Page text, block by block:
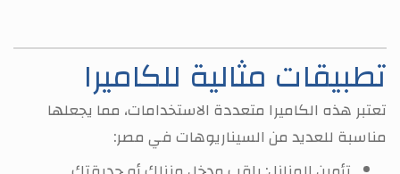
تطبيقات مثالية للكاميرا
تعتبر هذه الكاميرا متعددة الاستخدامات، مما يجعلها
مناسبة للعديد من السيناريوهات في مصر: